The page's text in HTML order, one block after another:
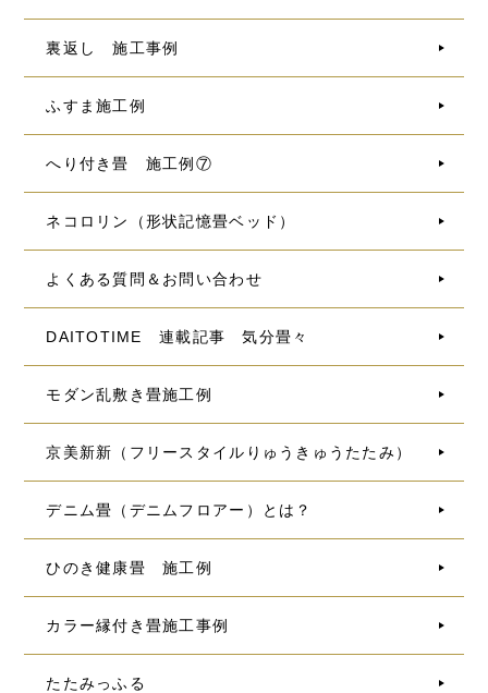
裏返し 施工事例
ふすま施工例
へり付き畳 施工例⑦
ネコロリン（形状記憶畳ベッド）
よくある質問＆お問い合わせ
DAITOTIME 連載記事 気分畳々
モダン乱敷き畳施工例
京美新新（フリースタイルりゅうきゅうたたみ）
デニム畳（デニムフロアー）とは？
ひのき健康畳 施工例
カラー縁付き畳施工事例
たたみっふる